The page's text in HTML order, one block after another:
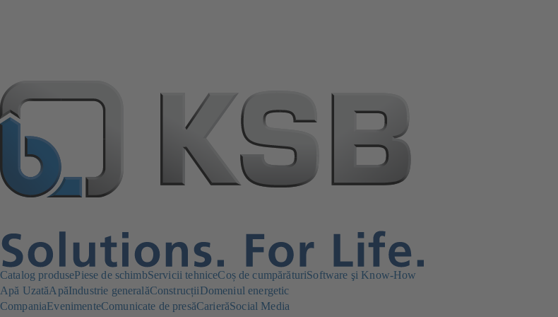
Catalog produsePiese de schimbServicii tehniceCoș de cumpărăturiSoftware şi Know-How
Apă UzatăApăIndustrie generalăConstrucțiiDomeniul energetic
CompaniaEvenimenteComunicate de presăCarierăSocial Media